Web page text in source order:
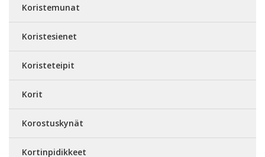
Koristemunat
Koristesienet
Koristeteipit
Korit
Korostuskynät
Kortinpidikkeet